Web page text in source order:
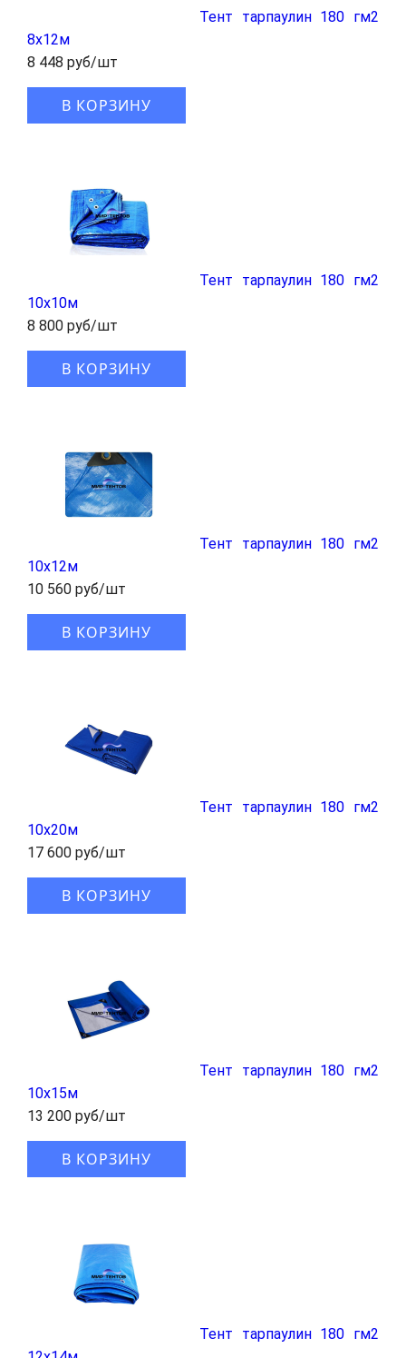
Тент тарпаулин 180 гм2
8x12м
8 448 руб/шт
В КОРЗИНУ
Тент тарпаулин 180 гм2
10x10м
8 800 руб/шт
В КОРЗИНУ
Тент тарпаулин 180 гм2
10x12м
10 560 руб/шт
В КОРЗИНУ
Тент тарпаулин 180 гм2
10x20м
17 600 руб/шт
В КОРЗИНУ
Тент тарпаулин 180 гм2
10x15м
13 200 руб/шт
В КОРЗИНУ
Тент тарпаулин 180 гм2